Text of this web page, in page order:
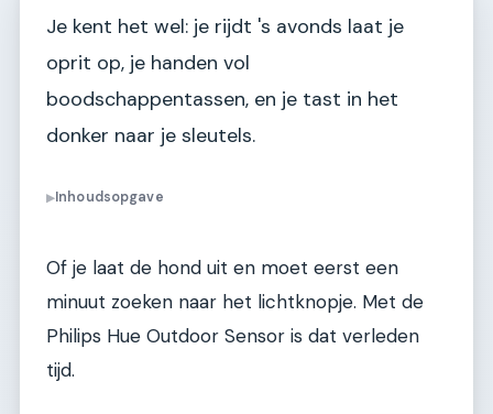
Je kent het wel: je rijdt 's avonds laat je
oprit op, je handen vol
boodschappentassen, en je tast in het
donker naar je sleutels.
▶Inhoudsopgave
Of je laat de hond uit en moet eerst een
minuut zoeken naar het lichtknopje. Met de
Philips Hue Outdoor Sensor is dat verleden
tijd.